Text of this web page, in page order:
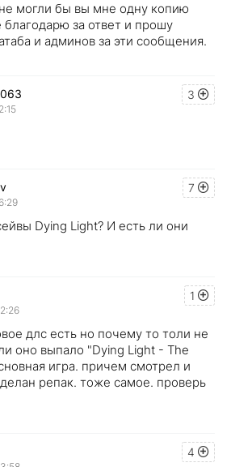
могли бы вы мне одну копию
благодарю за ответ и прошу
и админов за эти сообщения.
3
7
Dying Light? И есть ли они
1
длс есть но почему то толи не
оно выпало "Dying Light - The
игра. причем смотрел и
репак. тоже самое. проверь
4